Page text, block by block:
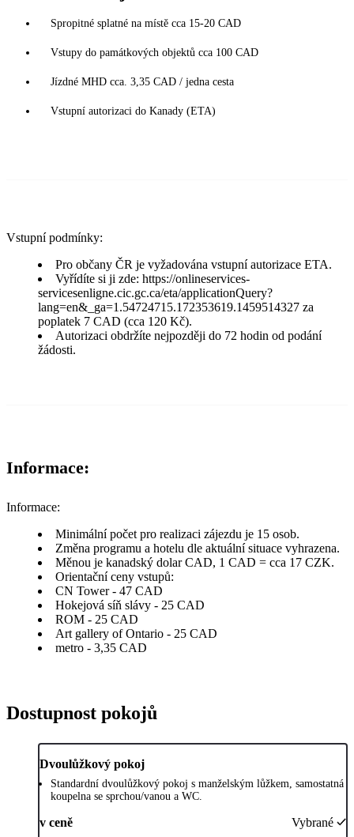
Spropitné splatné na místě cca 15-20 CAD
Vstupy do památkových objektů cca 100 CAD
Jízdné MHD cca. 3,35 CAD / jedna cesta
Vstupní autorizaci do Kanady (ETA)
Vstupní podmínky:
Pro občany ČR je vyžadována vstupní autorizace ETA.
Vyřídíte si ji zde: https://onlineservices-
servicesenligne.cic.gc.ca/eta/applicationQuery?
lang=en&_ga=1.54724715.172353619.1459514327 za
poplatek 7 CAD (cca 120 Kč).
Autorizaci obdržíte nejpozději do 72 hodin od podání
žádosti.
Informace:
Informace:
Minimální počet pro realizaci zájezdu je 15 osob.
Změna programu a hotelu dle aktuální situace vyhrazena.
Měnou je kanadský dolar CAD, 1 CAD = cca 17 CZK.
Orientační ceny vstupů:
CN Tower - 47 CAD
Hokejová síň slávy - 25 CAD
ROM - 25 CAD
Art gallery of Ontario - 25 CAD
metro - 3,35 CAD
Dostupnost pokojů
Dvoulůžkový pokoj
Standardní dvoulůžkový pokoj s manželským lůžkem, samostatná
koupelna se sprchou/vanou a WC.
v ceně Vybrané